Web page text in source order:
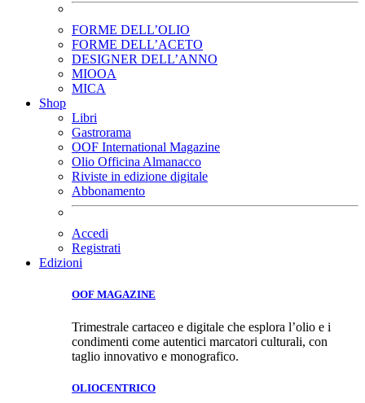
FORME DELL’OLIO
FORME DELL’ACETO
DESIGNER DELL’ANNO
MIOOA
MICA
Shop
Libri
Gastrorama
OOF International Magazine
Olio Officina Almanacco
Riviste in edizione digitale
Abbonamento
Accedi
Registrati
Edizioni
OOF MAGAZINE
Trimestrale cartaceo e digitale che esplora l’olio e i
condimenti come autentici marcatori culturali, con
taglio innovativo e monografico.
OLIOCENTRICO